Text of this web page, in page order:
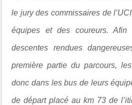
le jury des commissaires de
équipes et des coureurs. Afin
descentes rendues
première partie du parcours,
donc dans les bus de leurs
de départ placé au km 73 de